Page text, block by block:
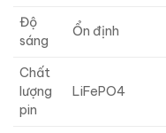
Độ
sáng
Ổn định
Chất
lượng
pin
LiFePO4